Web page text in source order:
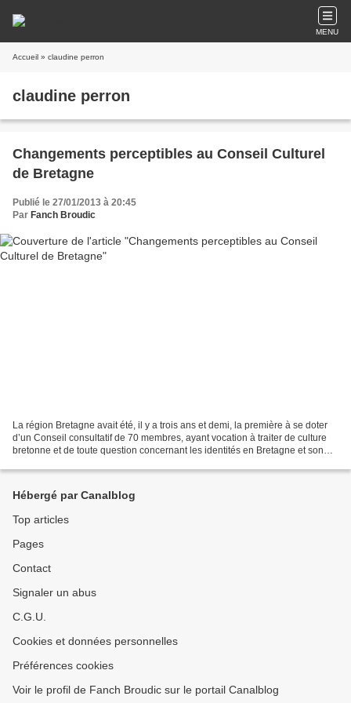
MENU
Accueil » claudine perron
claudine perron
Changements perceptibles au Conseil Culturel
de Bretagne
Publié le 27/01/2013 à 20:45
Par Fanch Broudic
La région Bretagne avait été, il y a trois ans et demi, la première à se doter
d’un Conseil consultatif de 70 membres, ayant vocation à traiter de culture
bretonne et de toute question concernant les identités en Bretagne et son
Hébergé par Canalblog
Top articles
Pages
Contact
Signaler un abus
C.G.U.
Cookies et données personnelles
Préférences cookies
Voir le profil de Fanch Broudic sur le portail Canalblog